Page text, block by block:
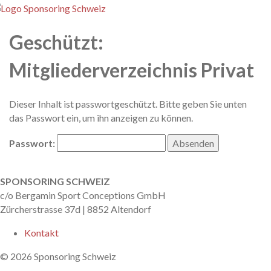
Geschützt:
Mitgliederverzeichnis Privat
Dieser Inhalt ist passwortgeschützt. Bitte geben Sie unten
das Passwort ein, um ihn anzeigen zu können.
Passwort:
SPONSORING SCHWEIZ
c/o Bergamin Sport Conceptions GmbH
Zürcherstrasse 37d | 8852 Altendorf
Kontakt
© 2026 Sponsoring Schweiz